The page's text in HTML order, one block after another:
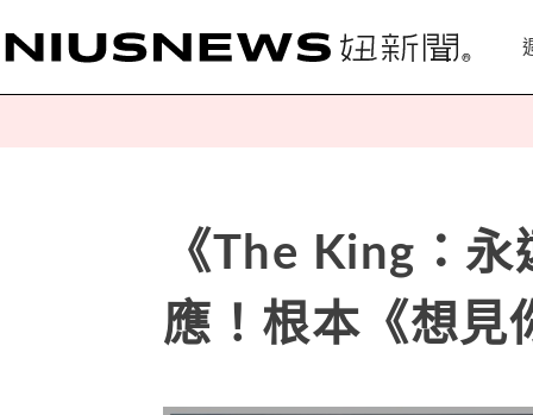
《The King：
應！根本《想見